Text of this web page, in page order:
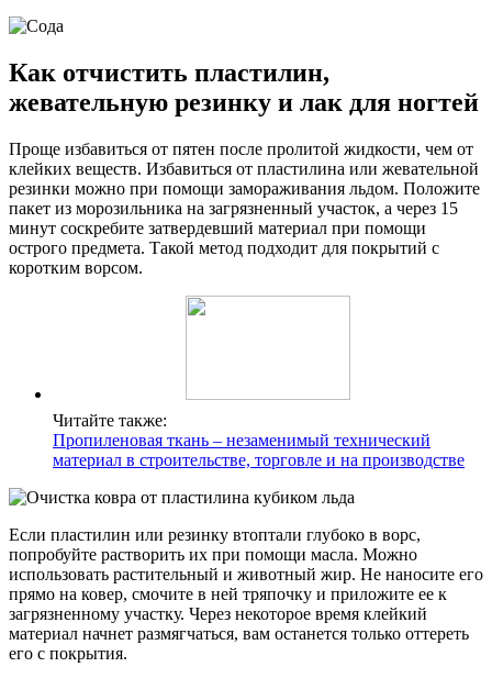
Как отчистить пластилин,
жевательную резинку и лак для ногтей
Проще избавиться от пятен после пролитой жидкости, чем от
клейких веществ. Избавиться от пластилина или жевательной
резинки можно при помощи замораживания льдом. Положите
пакет из морозильника на загрязненный участок, а через 15
минут соскребите затвердевший материал при помощи
острого предмета. Такой метод подходит для покрытий с
коротким ворсом.
Читайте также:
Пропиленовая ткань – незаменимый технический
материал в строительстве, торговле и на производстве
Если пластилин или резинку втоптали глубоко в ворс,
попробуйте растворить их при помощи масла. Можно
использовать растительный и животный жир. Не наносите его
прямо на ковер, смочите в ней тряпочку и приложите ее к
загрязненному участку. Через некоторое время клейкий
материал начнет размягчаться, вам останется только оттереть
его с покрытия.